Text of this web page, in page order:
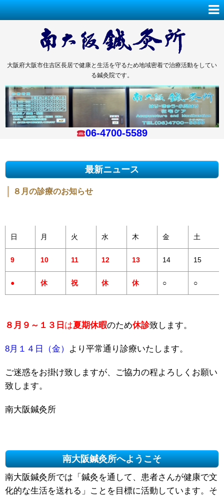
大阪府大阪市住吉区長居で健康と生活を守るため地域密着で治療活動をしてい
る鍼灸院です。
06-4700-5589
最新ニュース
８月の診療のお知らせ
日 月 火 水 木 金 土
9 10 11 12 13 14 15
● 休 祝 休 休 ○ ○
８月 ９～１３ 日 は夏期休暇のため休診致します。
8月１４日（金） より平常通り診療いたします。
ご迷惑をお掛け致しますが、ご協力の程よろしくお願い
致します。
南大阪鍼灸所
南大阪鍼灸所へようこそ
南大阪鍼灸所では「鍼灸を通して、患者さんが健康で文
化的な生活を送れる」ことを目標に活動しています。そ